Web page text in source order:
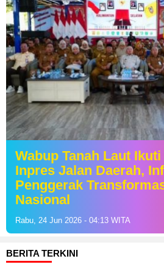
Wabup Tanah Laut
Inpres Jalan Daerah,
Penggerak
Nasional
Rabu, 24 Jun 2026 - 04:13 WITA
BERITA TERKINI